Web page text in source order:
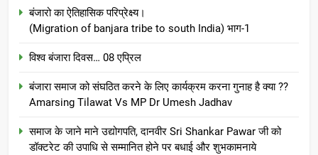
बंजारो का ऐतिहासिक परिप्रेक्ष्य।
(Migration of banjara tribe to south India) भाग-1
विश्व बंजारा दिवस… 08 एप्रिल
बंजारा समाज को संघठित करने के लिए कार्यक्रम करना गुनाह है क्या ??
Amarsing Tilawat Vs MP Dr Umesh Jadhav
समाज के जाने माने उद्योगपति, दानवीर Sri Shankar Pawar जी को
डॉक्टरेट की उपाधि से सम्मानित होने पर बधाई और शुभकामनाये